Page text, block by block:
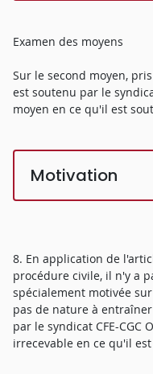
Examen des moyens
Sur le second moyen,
est soutenu par le
moyen en ce qu'il est
Motivation
8. En application de
procédure civile, il n'y a
spécialement motivée
pas de nature à
par le syndicat CFE-CGC
irrecevable en ce qu'il est